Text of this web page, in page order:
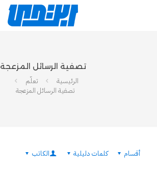
تصفية الرسائل المزعجة
الرئيسية
تعلّم
تصفية الرسائل المزعجة
أقسام كلمات دليلية الكاتب